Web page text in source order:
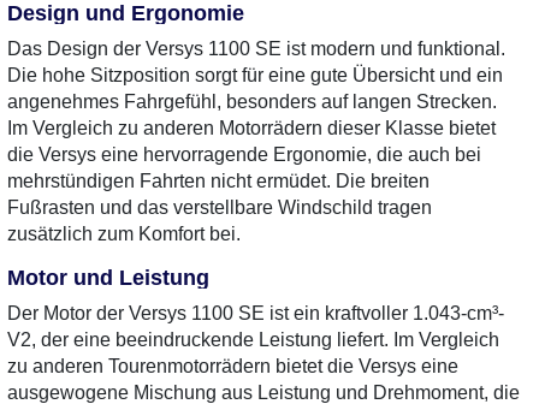
Design und Ergonomie
Das Design der Versys 1100 SE ist modern und funktional.
Die hohe Sitzposition sorgt für eine gute Übersicht und ein
angenehmes Fahrgefühl, besonders auf langen Strecken.
Im Vergleich zu anderen Motorrädern dieser Klasse bietet
die Versys eine hervorragende Ergonomie, die auch bei
mehrstündigen Fahrten nicht ermüdet. Die breiten
Fußrasten und das verstellbare Windschild tragen
zusätzlich zum Komfort bei.
Motor und Leistung
Der Motor der Versys 1100 SE ist ein kraftvoller 1.043-cm³-
V2, der eine beeindruckende Leistung liefert. Im Vergleich
zu anderen Tourenmotorrädern bietet die Versys eine
ausgewogene Mischung aus Leistung und Drehmoment, die